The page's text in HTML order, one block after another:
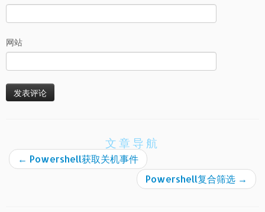
网站
文章导航
← Powershell获取关机事件
Powershell复合筛选 →